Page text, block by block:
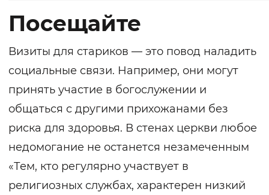
Посещайте
Визиты для стариков — это повод наладить
социальные связи. Например, они могут
принять участие в богослужении и
общаться с другими прихожанами без
риска для здоровья. В стенах церкви любое
недомогание не останется незамеченным
«Тем, кто регулярно участвует в
религиозных службах, характерен низкий